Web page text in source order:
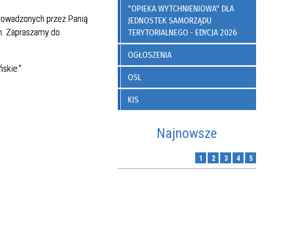
przez Panią
Zapraszamy do
"OPIEKA WYTCHNIENIOWA" DLA
JEDNOSTEK SAMORZĄDU
TERYTORIALNEGO - EDYCJA 2026
OGŁOSZENIA
OSL
KIS
Najnowsze
1 2 3 4 5